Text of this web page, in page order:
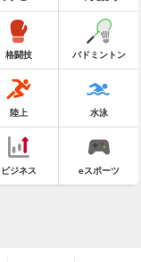
格闘技 バドミントン
陸上 水泳
ビジネス eスポーツ